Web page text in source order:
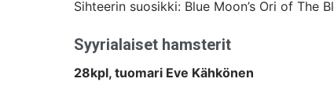
Sihteerin suosikki: Blue Moon’s Ori of The
Syyrialaiset hamsterit
28kpl, tuomari Eve Kähkönen